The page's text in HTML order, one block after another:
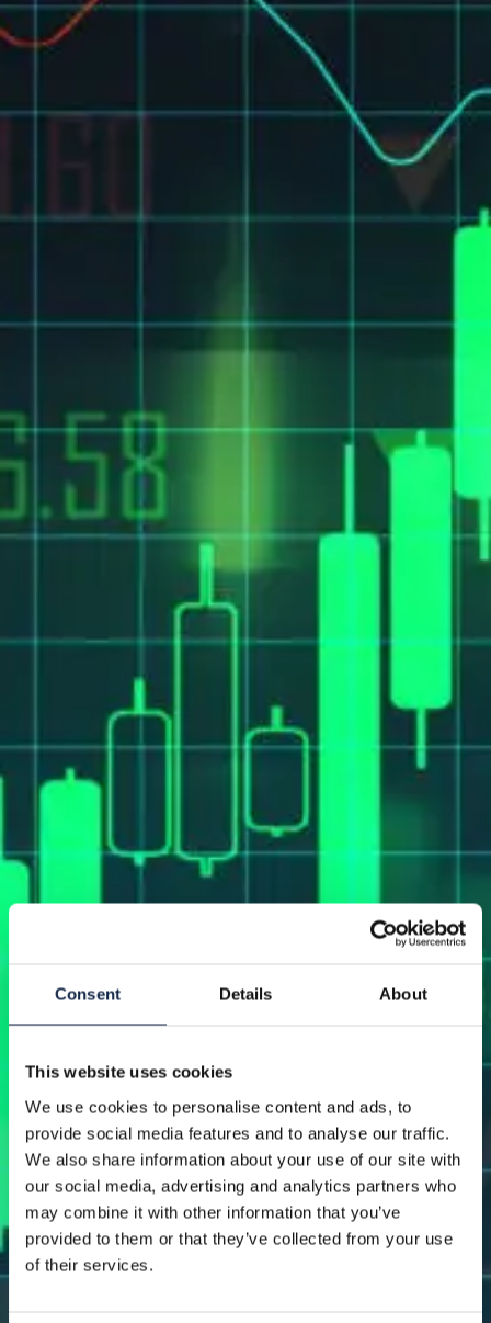
Consent Details About
This website uses cookies
We use cookies to personalise content and ads, to
provide social media features and to analyse our traffic.
We also share information about your use of our site with
our social media, advertising and analytics partners who
may combine it with other information that you’ve
provided to them or that they’ve collected from your use
of their services.